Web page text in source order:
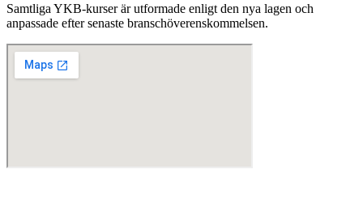
Samtliga YKB-kurser är utformade enligt den nya lagen och
anpassade efter senaste branschöverenskommelsen.